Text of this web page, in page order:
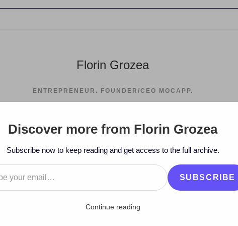
Florin Grozea
ENTREPRENEUR. FOUNDER/CEO MOCAPP.
> > Artisti
Discover more from Florin Grozea
Subscribe now to keep reading and get access to the full archive.
SUBSCRIBE
Continue reading